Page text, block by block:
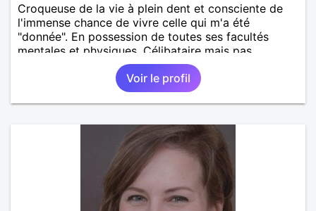
Croqueuse de la vie à plein dent et consciente de
l'immense chance de vivre celle qui m'a été
"donnée". En possession de toutes ses facultés
mentales et physiques. Célibataire mais pas
solitaire, je mène une vie bien remplie. Je ne suis
pas sur ce site par dépit, ni en tant que
représentatrice de la Femme Divorcée Mal dans sa
peau. A bientôt.
Voir le profil